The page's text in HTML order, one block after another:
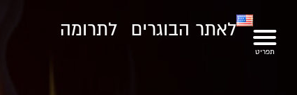
לאתר הבוגרים לתרומה